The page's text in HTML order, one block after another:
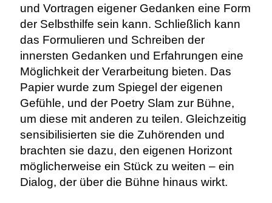
und Vortragen eigener Gedanken eine Form
der Selbsthilfe sein kann. Schließlich kann
das Formulieren und Schreiben der
innersten Gedanken und Erfahrungen eine
Möglichkeit der Verarbeitung bieten. Das
Papier wurde zum Spiegel der eigenen
Gefühle, und der Poetry Slam zur Bühne,
um diese mit anderen zu teilen. Gleichzeitig
sensibilisierten sie die Zuhörenden und
brachten sie dazu, den eigenen Horizont
möglicherweise ein Stück zu weiten – ein
Dialog, der über die Bühne hinaus wirkt.